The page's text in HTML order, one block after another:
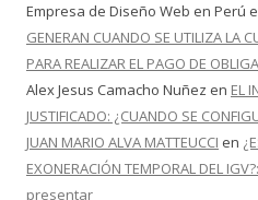
Empresa de Diseño Web en Perú
GENERAN CUANDO SE UTILIZA LA
PARA REALIZAR EL PAGO DE
Alex Jesus Camacho Nuñez en EL
JUSTIFICADO: ¿CUANDO SE
JUAN MARIO ALVA MATTEUCCI en
EXONERACIÓN TEMPORAL DEL
presentar